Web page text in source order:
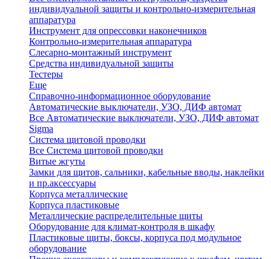
индивидуальной защиты и контрольно-измерительная
аппаратура
Инструмент для опрессовки наконечников
Контрольно-измерительная аппаратура
Слесарно-монтажный инструмент
Средства индивидуальной защиты
Тестеры
Еще
Справочно-информационное оборудование
Автоматические выключатели, УЗО, ДИФ автомат
Все Автоматические выключатели, УЗО, ДИФ автомат
Sigma
Система щитовой проводки
Все Система щитовой проводки
Витые жгуты
Замки для щитов, сальники, кабельные вводы, наклейки
и пр.аксессуары
Корпуса металлические
Корпуса пластиковые
Металлические распределительные щиты
Оборудование для климат-контроля в шкафу
Пластиковые щиты, боксы, корпуса под модульное
оборудование